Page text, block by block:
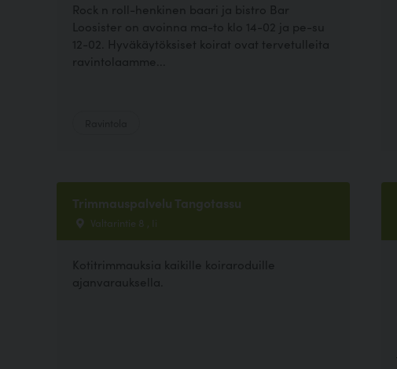
Rock n roll-henkinen baari ja bistro Bar
Loosister on avoinna ma-to klo 14-02 ja pe-su
12-02. Hyväkäytöksiset koirat ovat tervetulleita
ravintolaamme...
Trimmauspalvelu Tangotassu
Valtarintie 8 , Ii
Kotitrimmauksia kaikille koiraroduille
ajanvarauksella.